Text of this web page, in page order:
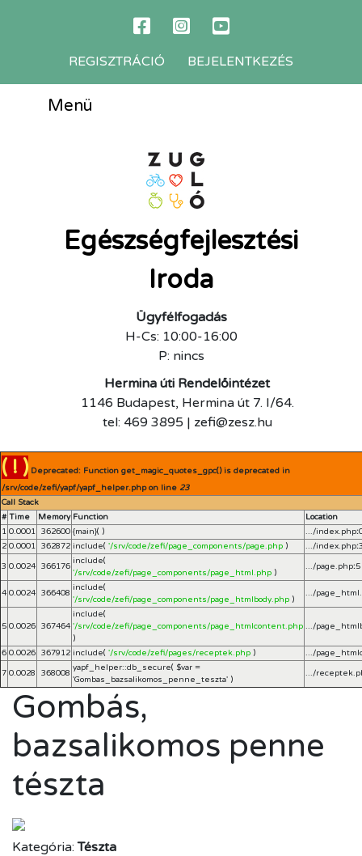
REGISZTRÁCIÓ BEJELENTKEZÉS
Menü
Egészségfejlesztési
Iroda
Ügyfélfogadás
H-Cs: 10:00-16:00
P: nincs
Hermina úti Rendelőintézet
1146 Budapest, Hermina út 7. I/64.
tel: 469 3895 | zefi@zesz.hu
( ! ) Deprecated: Function get_magic_quotes_gpc() is deprecated in
/srv/code/zefi/yapf/yapf_helper.php on line 23
Call Stack
# Time Memory Function
Location
1 0.0001 362600 {main}( ) .../index.php:
2 0.0001 362872 include( '/srv/code/zefi/page_components/page.php ) .../index.php:
3 0.0024 366176
include(
'/srv/code/zefi/page_components/page_html.php )
.../page.php:5
4 0.0024 366408
include(
'/srv/code/zefi/page_components/page_htmlbody.php )
.../
5 0.0026 367464
include(
'/srv/code/zefi/page_components/page_htmlcontent.php
)
.../
6 0.0026 367912 include( '/srv/code/zefi/pages/receptek.php ) .../
7 0.0028 368008
yapf_helper::db_secure( $var =
'Gombas_bazsalikomos_penne_teszta' )
.../
Gombás,
bazsalikomos penne
tészta
Kategória:Tészta